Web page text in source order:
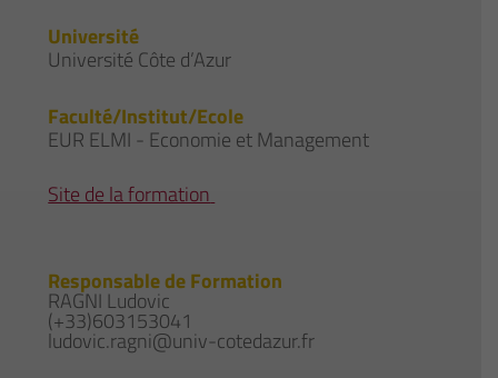
Université
Université Côte d’Azur
Faculté/Institut/Ecole
EUR ELMI - Economie et Management
Site de la formation
Responsable de Formation
RAGNI Ludovic
(+33)603153041
ludovic.ragni@univ-cotedazur.fr